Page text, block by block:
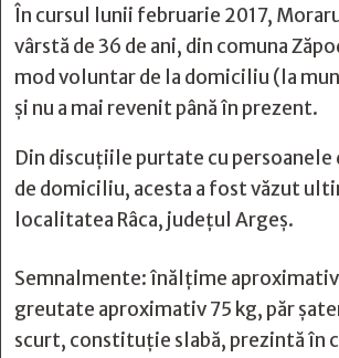
În cursul lunii februarie 2017,
vârstă de 36 de ani, din comuna
mod voluntar de la domiciliu (la
şi nu a mai revenit până în prezent.
Din discuțiile purtate cu
de domiciliu, acesta a fost văzut
localitatea Râca, județul Argeș.
Semnalmente: înălțime aproximativ
greutate aproximativ 75 kg, păr
scurt, constituţie slabă, prezintă în